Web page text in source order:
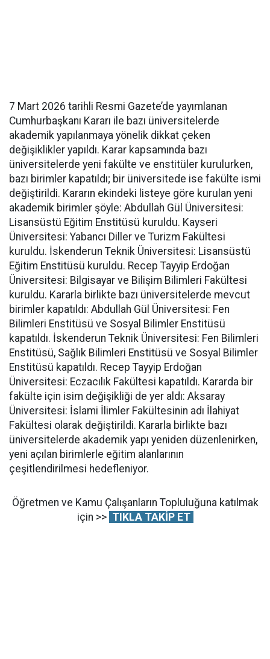
7 Mart 2026 tarihli Resmi Gazete’de yayımlanan
Cumhurbaşkanı Kararı ile bazı üniversitelerde
akademik yapılanmaya yönelik dikkat çeken
değişiklikler yapıldı. Karar kapsamında bazı
üniversitelerde yeni fakülte ve enstitüler kurulurken,
bazı birimler kapatıldı; bir üniversitede ise fakülte ismi
değiştirildi. Kararın ekindeki listeye göre kurulan yeni
akademik birimler şöyle: Abdullah Gül Üniversitesi:
Lisansüstü Eğitim Enstitüsü kuruldu. Kayseri
Üniversitesi: Yabancı Diller ve Turizm Fakültesi
kuruldu. İskenderun Teknik Üniversitesi: Lisansüstü
Eğitim Enstitüsü kuruldu. Recep Tayyip Erdoğan
Üniversitesi: Bilgisayar ve Bilişim Bilimleri Fakültesi
kuruldu. Kararla birlikte bazı üniversitelerde mevcut
birimler kapatıldı: Abdullah Gül Üniversitesi: Fen
Bilimleri Enstitüsü ve Sosyal Bilimler Enstitüsü
kapatıldı. İskenderun Teknik Üniversitesi: Fen Bilimleri
Enstitüsü, Sağlık Bilimleri Enstitüsü ve Sosyal Bilimler
Enstitüsü kapatıldı. Recep Tayyip Erdoğan
Üniversitesi: Eczacılık Fakültesi kapatıldı. Kararda bir
fakülte için isim değişikliği de yer aldı: Aksaray
Üniversitesi: İslami İlimler Fakültesinin adı İlahiyat
Fakültesi olarak değiştirildi. Kararla birlikte bazı
üniversitelerde akademik yapı yeniden düzenlenirken,
yeni açılan birimlerle eğitim alanlarının
çeşitlendirilmesi hedefleniyor.
Öğretmen ve Kamu Çalışanların Topluluğuna katılmak
için >> TIKLA TAKİP ET